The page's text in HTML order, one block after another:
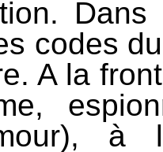
codes
A la
à